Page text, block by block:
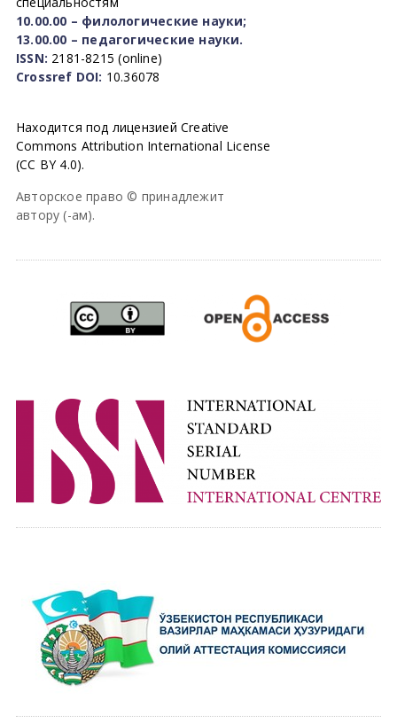
10.00.00 – филологические науки;
13.00.00 – педагогические науки.
ISSN: 2181-8215 (online)
Crossref DOI: 10.36078
Находится под лицензией Creative
Commons Attribution International License
(CC BY 4.0).
Авторское право © принадлежит
автору (-ам).